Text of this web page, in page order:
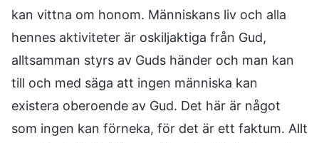
kan vittna om honom. Människans liv och alla
hennes aktiviteter är oskiljaktiga från Gud,
alltsamman styrs av Guds händer och man kan
till och med säga att ingen människa kan
existera oberoende av Gud. Det här är något
som ingen kan förneka, för det är ett faktum. Allt